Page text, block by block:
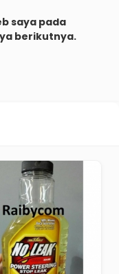
saya pada
berikutnya.